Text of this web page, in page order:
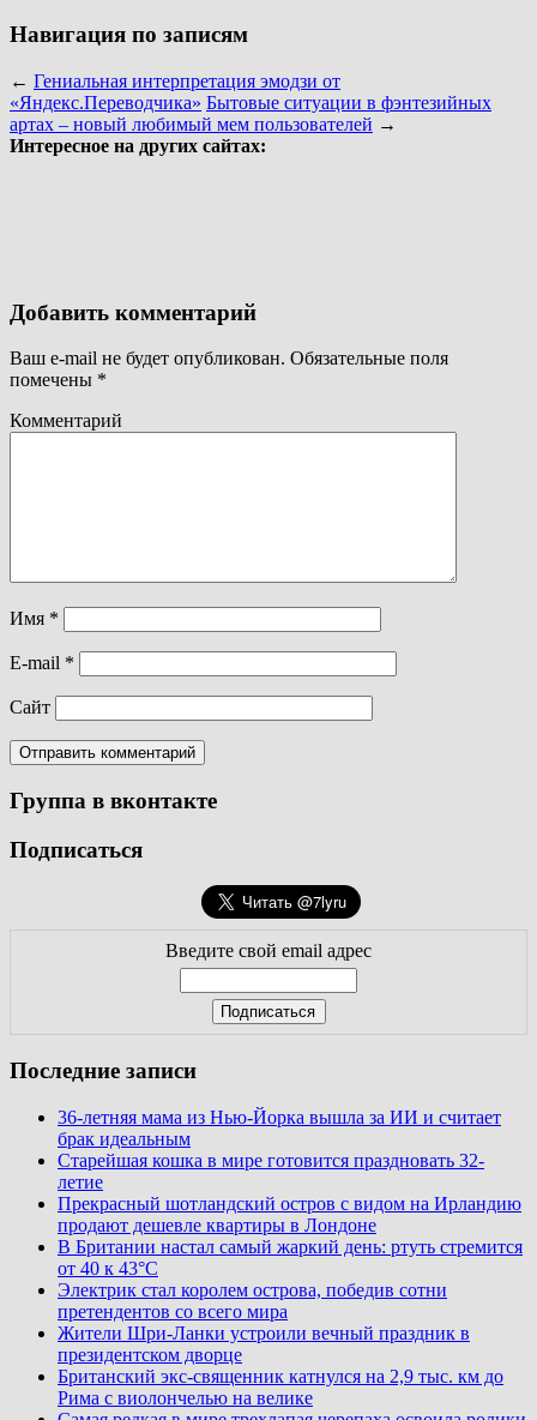
Навигация по записям
← Гениальная интерпретация эмодзи от
«Яндекс.Переводчика» Бытовые ситуации в фэнтезийных
артах – новый любимый мем пользователей →
Интересное на других сайтах:
Добавить комментарий
Ваш e-mail не будет опубликован. Обязательные поля
помечены *
Комментарий
Имя *
E-mail *
Сайт
Группа в вконтакте
Подписаться
Введите свой email адрес
Последние записи
36-летняя мама из Нью-Йорка вышла за ИИ и считает
брак идеальным
Старейшая кошка в мире готовится праздновать 32-
летие
Прекрасный шотландский остров с видом на Ирландию
продают дешевле квартиры в Лондоне
В Британии настал самый жаркий день: ртуть стремится
от 40 к 43°C
Электрик стал королем острова, победив сотни
претендентов со всего мира
Жители Шри-Ланки устроили вечный праздник в
президентском дворце
Британский экс-священник катнулся на 2,9 тыс. км до
Рима с виолончелью на велике